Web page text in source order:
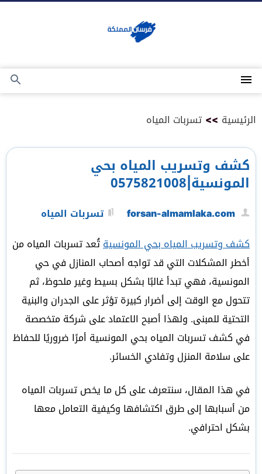
القائمة
بحث
الرئيسية >> تسربات المياه
كشف وتسريب المياه بحي
المونسية|0575821008
forsan-almamlaka.com
تسربات المياه
كشف وتسريب المياه بحي المونسيةتُعد تسربات المياه من
أخطر المشكلات التي قد تواجه أصحاب المنازل في حي
المونسية، فهي تبدأ غالبًا بشكل بسيط وغير ملحوظ، ثم
تتحول مع الوقت إلى أضرار كبيرة تؤثر على الجدران والبنية
التحتية للمبنى. ولهذا أصبح الاعتماد على شركة متخصصة
في كشف تسربات المياه بحي المونسية أمرًا ضروريًا للحفاظ
على سلامة المنزل وتفادي الخسائر.
في هذا المقال، سنتعرف على كل ما يخص تسربات المياه
من أسبابها إلى طرق اكتشافها وكيفية التعامل معها
بشكل احترافي.